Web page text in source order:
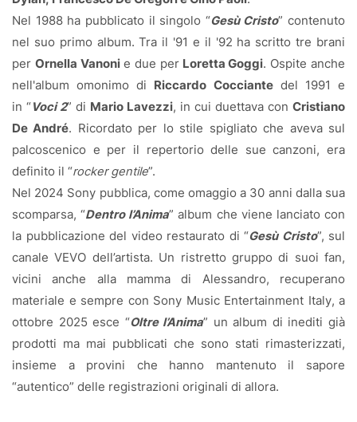
Nel 1988 ha pubblicato il singolo “Gesù Cristo” contenuto
nel suo primo album. Tra il '91 e il '92 ha scritto tre brani
per Ornella Vanonie due perLoretta Goggi. Ospite anche
nell'album omonimo di Riccardo Cocciantedel 1991 e
in “Voci 2” di Mario Lavezzi, in cui duettava con Cristiano
De André. Ricordato per lo stile spigliato che aveva sul
palcoscenico e per il repertorio delle sue canzoni, era
definito il “rocker gentile”.
Nel 2024 Sony pubblica, come omaggio a 30 anni dalla sua
scomparsa, “Dentro l’Anima” album che viene lanciato con
la pubblicazione del video restaurato di “Gesù Cristo”, sul
canale VEVO dell’artista. Un ristretto gruppo di suoi fan,
vicini anche alla mamma di Alessandro, recuperano
materiale e sempre con Sony Music Entertainment Italy, a
ottobre 2025 esce “Oltre l’Anima” un album di inediti già
prodotti ma mai pubblicati che sono stati rimasterizzati,
insieme a provini che hanno mantenuto il sapore
“autentico” delle registrazioni originali di allora.